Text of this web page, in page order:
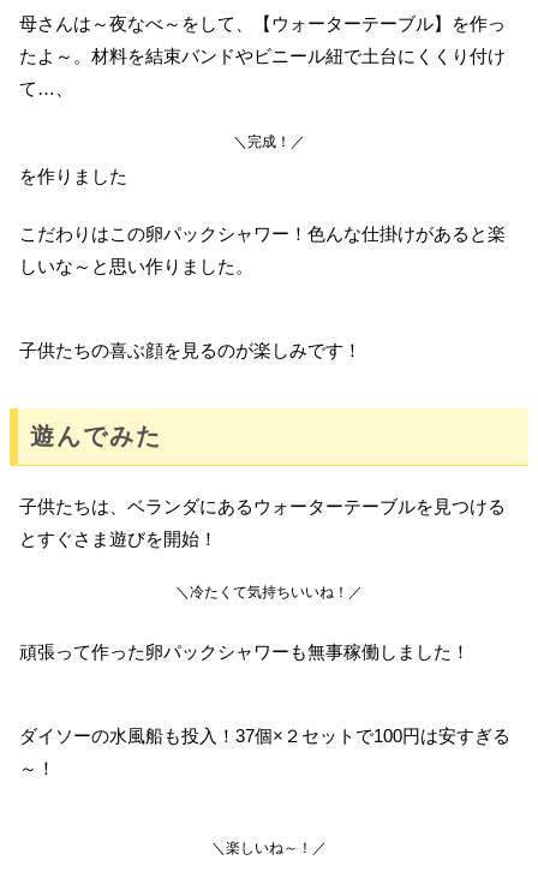
母さんは～夜なべ～をして、【ウォーターテーブル】を作っ
たよ～。材料を結束バンドやビニール紐で土台にくくり付け
て…、
＼完成！／
を作りました
こだわりはこの卵パックシャワー！色んな仕掛けがあると楽
しいな～と思い作りました。
子供たちの喜ぶ顔を見るのが楽しみです！
遊んでみた
子供たちは、ベランダにあるウォーターテーブルを見つける
とすぐさま遊びを開始！
＼冷たくて気持ちいいね！／
頑張って作った卵パックシャワーも無事稼働しました！
ダイソーの水風船も投入！37個×２セットで100円は安すぎる
～！
＼楽しいね～！／